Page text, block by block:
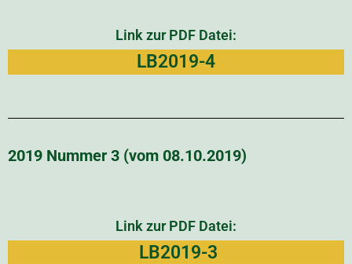
Link zur PDF Datei:
LB2019-4
2019 Nummer 3 (vom 08.10.2019)
Link zur PDF Datei:
LB2019-3